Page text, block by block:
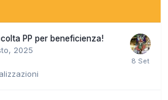
PP per beneficienza!
2025